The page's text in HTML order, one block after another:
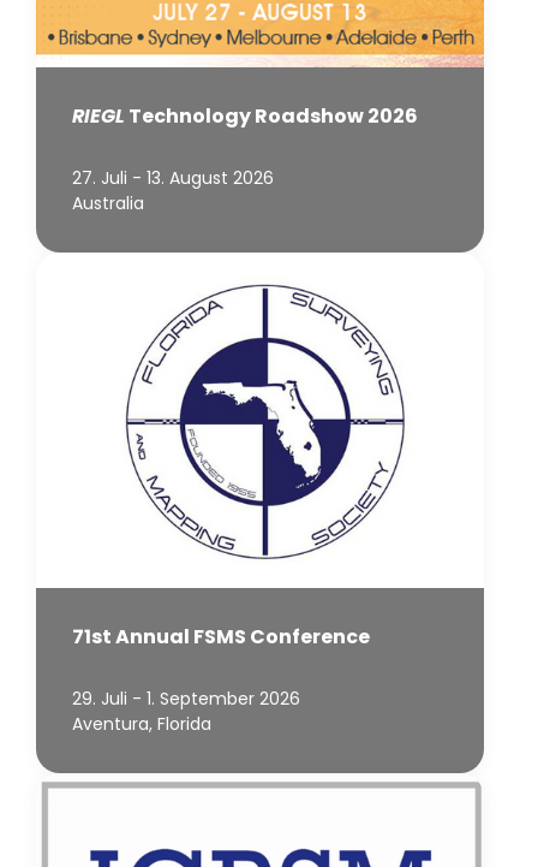
RIEGL Technology Roadshow 2026
27. Juli - 13. August 2026
Australia
71st Annual FSMS Conference
29. Juli - 1. September 2026
Aventura, Florida